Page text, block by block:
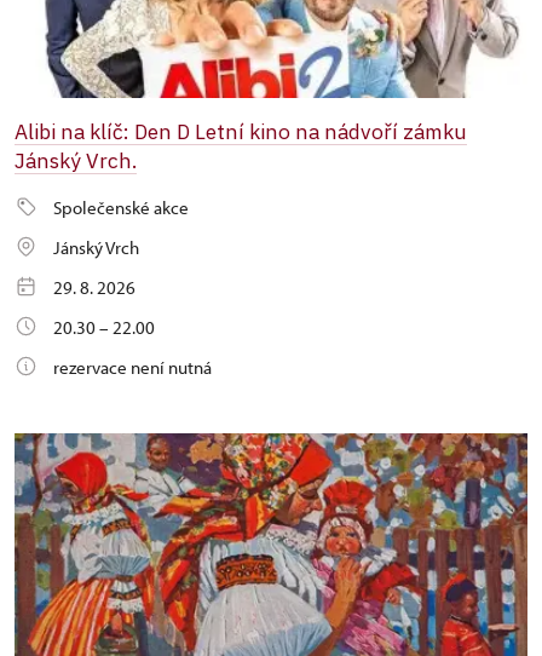
Alibi na klíč: Den D Letní kino na nádvoří zámku
Jánský Vrch.
Společenské akce
Jánský Vrch
29. 8. 2026
20.30 – 22.00
rezervace není nutná